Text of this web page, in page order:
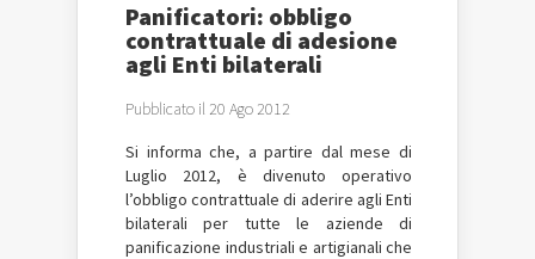
Panificatori: obbligo
contrattuale di adesione
agli Enti bilaterali
Pubblicato il 20 Ago 2012
Si informa che, a partire dal mese di
Luglio 2012, è divenuto operativo
l’obbligo contrattuale di aderire agli Enti
bilaterali per tutte le aziende di
panificazione industriali e artigianali che